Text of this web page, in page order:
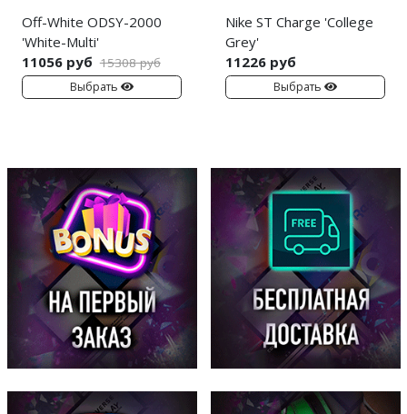
Off-White ODSY-2000
'White-Multi'
11056 руб 15308 руб
Выбрать
Nike ST Charge 'College
Grey'
11226 руб
Выбрать